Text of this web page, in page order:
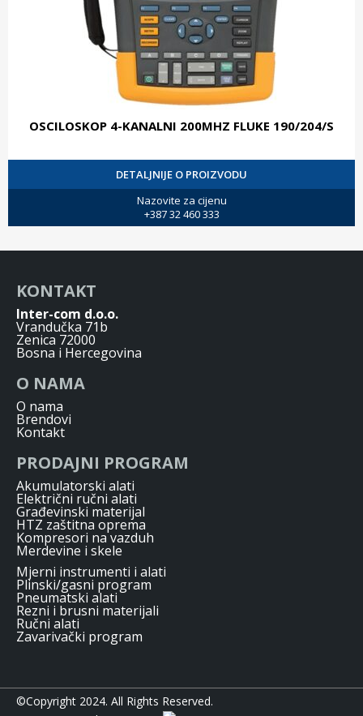
OSCILOSKOP 4-KANALNI 200MHZ FLUKE 190/204/S
DETALJNIJE O PROIZVODU
Nazovite za cijenu
+387 32 460 333
KONTAKT
Inter-com d.o.o.
Vrandučka 71b
Zenica 72000
Bosna i Hercegovina
O NAMA
O nama
Brendovi
Kontakt
PRODAJNI PROGRAM
Akumulatorski alati
Električni ručni alati
Građevinski materijal
HTZ zaštitna oprema
Kompresori na vazduh
Merdevine i skele
Mjerni instrumenti i alati
Plinski/gasni program
Pneumatski alati
Rezni i brusni materijali
Ručni alati
Zavarivački program
©Copyright 2024. All Rights Reserved.